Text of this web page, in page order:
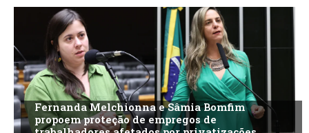
Fernanda Melchionna e Sâmia Bomfim
propoem proteção de empregos de